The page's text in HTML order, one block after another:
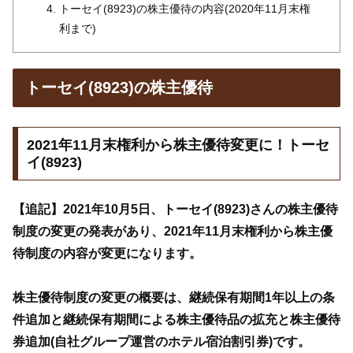
トーセイ(8923)の株主優待の内容(2020年11月末権
利まで)
トーセイ(8923)の株主優待
2021年11月末権利から株主優待変更に！トーセ
イ(8923)
【追記】2021年10月5日、トーセイ(8923)さんの株主優待
制度の変更の発表があり、2021年11月末権利から株主優
待制度の内容が変更になります。
株主優待制度の変更の概要は、継続保有期間1年以上の条
件追加と継続保有期間による株主優待品の拡充と株主優待
券追加(自社グループ運営のホテル宿泊割引券)です。